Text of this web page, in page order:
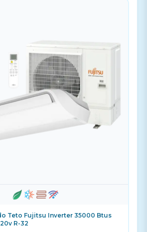
Teto Fujitsu Inverter 35000 Btus
R-32